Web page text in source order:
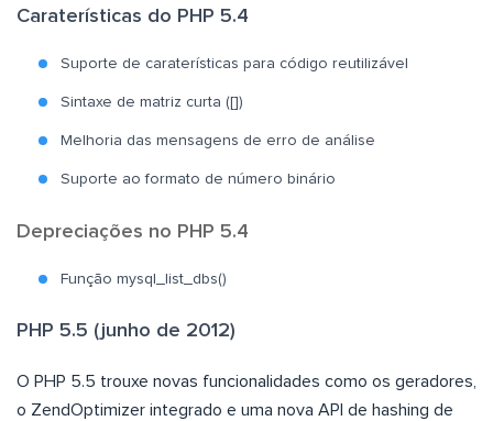
Caraterísticas do PHP 5.4
Suporte de caraterísticas para código reutilizável
Sintaxe de matriz curta ([])
Melhoria das mensagens de erro de análise
Suporte ao formato de número binário
Depreciações no PHP 5.4
Função mysql_list_dbs()
PHP 5.5 (junho de 2012)
O PHP 5.5 trouxe novas funcionalidades como os geradores,
o ZendOptimizer integrado e uma nova API de hashing de